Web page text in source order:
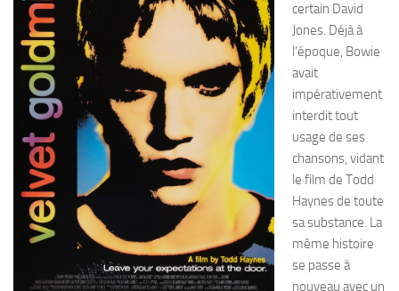
certain David
Jones. Déjà à
l’époque, Bowie
avait
impérativement
interdit tout
usage de ses
chansons, vidant
le film de Todd
Haynes de toute
sa substance. La
même histoire
se passe à
nouveau avec un